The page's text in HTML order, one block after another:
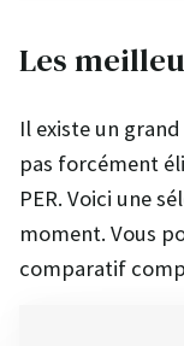
Les
Il existe un
pas forcément
PER. Voici une
moment. Vous
comparatif